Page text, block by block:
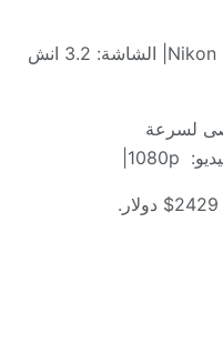
Nikon الشاشة: 3.2
انش
لسرعة
:
1080p|
دولار .